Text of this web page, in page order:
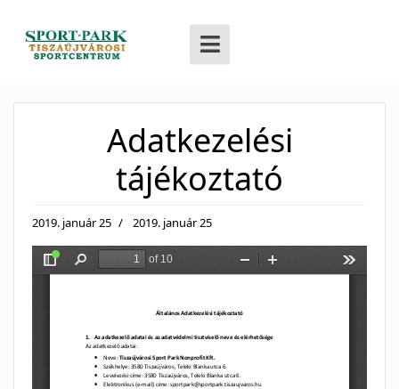
Adatkezelési
tájékoztató
2019. január 25 2019. január 25